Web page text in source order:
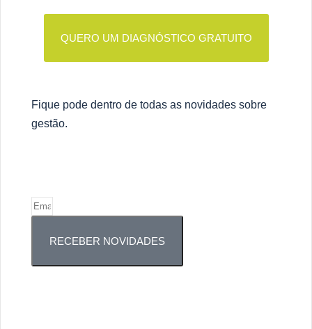
QUERO UM DIAGNÓSTICO GRATUITO
Fique pode dentro de todas as novidades sobre
gestão.
RECEBER NOVIDADES